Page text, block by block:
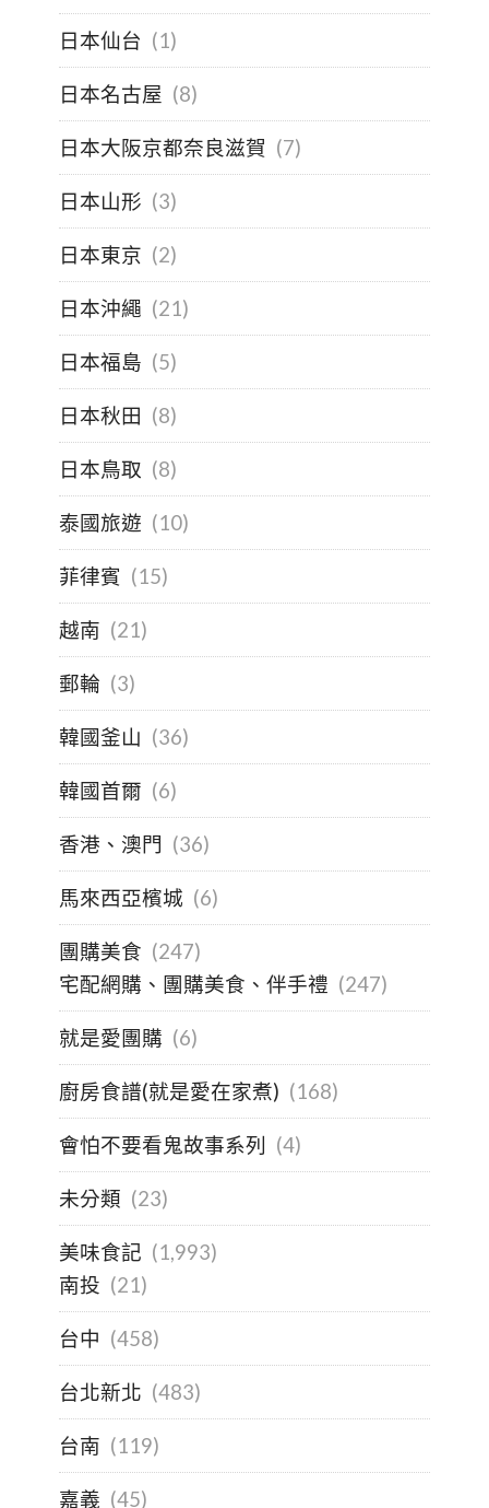
日本仙台 (1)
日本名古屋 (8)
日本大阪京都奈良滋賀 (7)
日本山形 (3)
日本東京 (2)
日本沖繩 (21)
日本福島 (5)
日本秋田 (8)
日本鳥取 (8)
泰國旅遊 (10)
菲律賓 (15)
越南 (21)
郵輪 (3)
韓國釜山 (36)
韓國首爾 (6)
香港、澳門 (36)
馬來西亞檳城 (6)
團購美食 (247)
宅配網購、團購美食、伴手禮 (247)
就是愛團購 (6)
廚房食譜(就是愛在家煮) (168)
會怕不要看鬼故事系列 (4)
未分類 (23)
美味食記 (1,993)
南投 (21)
台中 (458)
台北新北 (483)
台南 (119)
嘉義 (45)